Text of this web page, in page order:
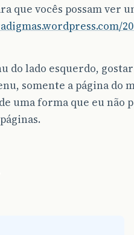
que vocês possam ver
do lado esquerdo,
somente a página do
uma forma que eu não